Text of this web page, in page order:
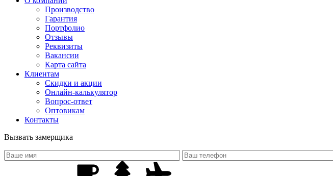
Производство
Гарантия
Портфолио
Отзывы
Реквизиты
Вакансии
Карта сайта
Клиентам
Скидки и акции
Онлайн-калькулятор
Вопрос-ответ
Оптовикам
Контакты
Вызвать замерщика